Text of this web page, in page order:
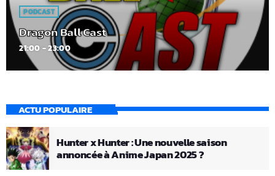
PODCAST
Dragon Ball Cast
21:00 - 23:00
ACTU POPULAIRE
Hunter x Hunter : Une nouvelle saison
annoncée à Anime Japan 2025 ?